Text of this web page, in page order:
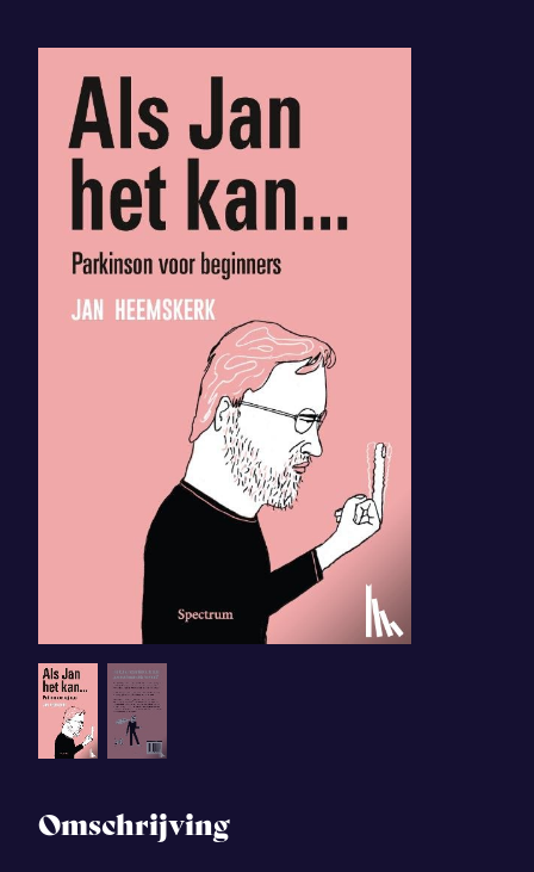
Omschrijving